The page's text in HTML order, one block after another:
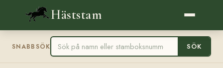
Häststam
SNABBSÖK SÖK